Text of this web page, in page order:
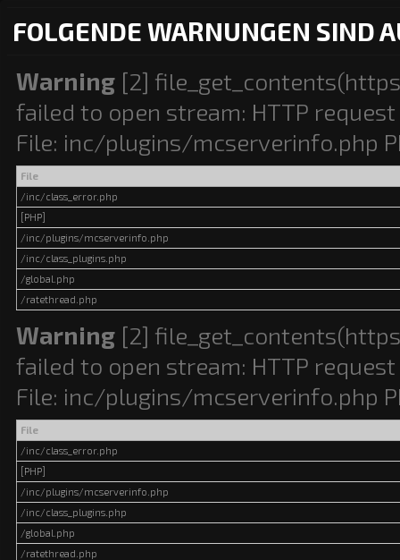
FOLGENDE WARNUNGEN SIND
Warning [2]
failed to open stream: HTTP
File: inc/plugins/mcserverinfo.php
File
/inc/class_error.php
[PHP]
/inc/plugins/mcserverinfo.php
/inc/class_plugins.php
/global.php
/ratethread.php
Warning [2]
failed to open stream: HTTP
File: inc/plugins/mcserverinfo.php
File
/inc/class_error.php
[PHP]
/inc/plugins/mcserverinfo.php
/inc/class_plugins.php
/global.php
/ratethread.php